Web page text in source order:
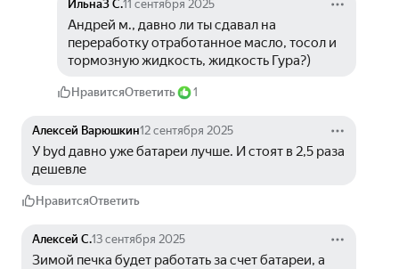
ИльнаЗ С.11 сентября 2025
Андрей м., давно ли ты сдавал на
переработку отработанное масло, тосол и
тормозную жидкость, жидкость Гура?)
НравитсяОтветить 1
Алексей Варюшкин12 сентября 2025
У byd давно уже батареи лучше. И стоят в 2,5 раза
дешевле
НравитсяОтветить
Алексей С.13 сентября 2025
Зимой печка будет работать за счет батареи, а